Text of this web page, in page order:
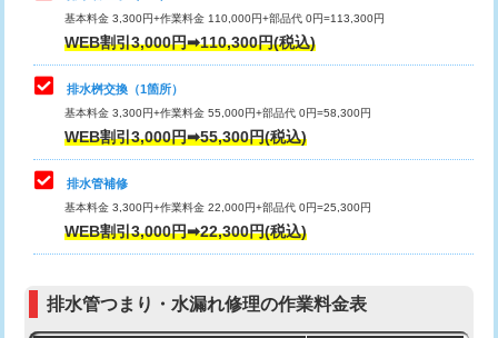
マス交換（深さ50㎝以上）
コンクリート斫り（厚さ10㎝まで）
コンクリート斫り（厚さ10㎝超え）
モルタル補修（厚さ10㎝まで）
モルタル補修（厚さ10㎝超え）
追加人工 16,500円
交換・取付（タンク）
交換・取付(単水栓（壁付・デッキ
式）)
交換・取付(混合水栓（壁付・デッキ
式・ワンホール）)
16,500円+材料費
交換・取付(排水栓・排水トラップ
交換・取付（その他部品） 11,000円+材料費
基本料金 3,300円+作業料金 110,000円+部品代 0円=113,300円
WEB割引3,000円➡110,300円(税込)
排水桝交換（1箇所）
基本料金 3,300円+作業料金 55,000円+部品代 0円=58,300円
WEB割引3,000円➡55,300円(税込)
排水管補修
基本料金 3,300円+作業料金 22,000円+部品代 0円=25,300円
WEB割引3,000円➡22,300円(税込)
排水管つまり・水漏れ修理の作業料金表